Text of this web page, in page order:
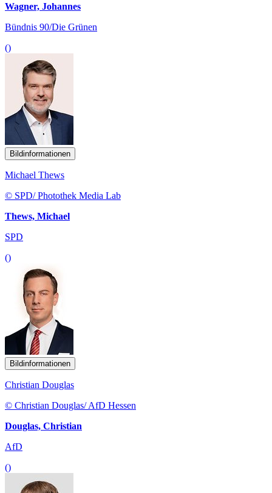
Wagner, Johannes
Bündnis 90/Die Grünen
()
Bildinformationen
Michael Thews
© SPD/ Photothek Media Lab
Thews, Michael
SPD
()
Bildinformationen
Christian Douglas
© Christian Douglas/ AfD Hessen
Douglas, Christian
AfD
()